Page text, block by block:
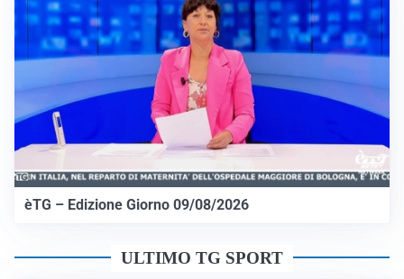
èTG – Edizione Giorno 09/08/2026
ULTIMO TG SPORT